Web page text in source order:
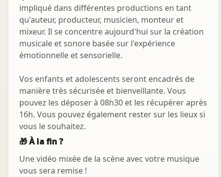
impliqué dans différentes productions en tant
qu'auteur, producteur, musicien, monteur et
mixeur. Il se concentre aujourd'hui sur la création
musicale et sonore basée sur l'expérience
émotionnelle et sensorielle.
Vos enfants et adolescents seront encadrés de
manière très sécurisée et bienveillante. Vous
pouvez les déposer à 08h30 et les récupérer après
16h. Vous pouvez également rester sur les lieux si
vous le souhaitez.
🎁 À la fin ?
Une vidéo mixée de la scène avec votre musique
vous sera remise !